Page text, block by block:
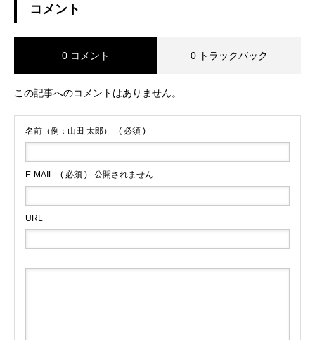
コメント
0 コメント 0 トラックバック
この記事へのコメントはありません。
名前（例：山田 太郎） ( 必須 )
E-MAIL ( 必須 ) - 公開されません -
URL